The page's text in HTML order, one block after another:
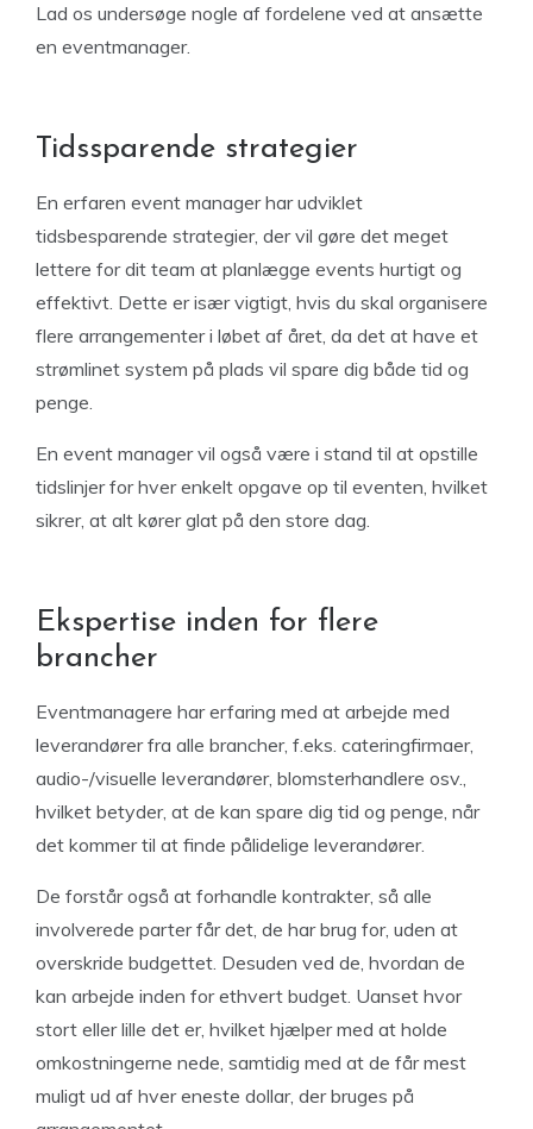
Lad os undersøge nogle af fordelene ved at ansætte
en eventmanager.
Tidssparende strategier
En erfaren event manager har udviklet
tidsbesparende strategier, der vil gøre det meget
lettere for dit team at planlægge events hurtigt og
effektivt. Dette er især vigtigt, hvis du skal organisere
flere arrangementer i løbet af året, da det at have et
strømlinet system på plads vil spare dig både tid og
penge.
En event manager vil også være i stand til at opstille
tidslinjer for hver enkelt opgave op til eventen, hvilket
sikrer, at alt kører glat på den store dag.
Ekspertise inden for flere
brancher
Eventmanagere har erfaring med at arbejde med
leverandører fra alle brancher, f.eks. cateringfirmaer,
audio-/visuelle leverandører, blomsterhandlere osv.,
hvilket betyder, at de kan spare dig tid og penge, når
det kommer til at finde pålidelige leverandører.
De forstår også at forhandle kontrakter, så alle
involverede parter får det, de har brug for, uden at
overskride budgettet. Desuden ved de, hvordan de
kan arbejde inden for ethvert budget. Uanset hvor
stort eller lille det er, hvilket hjælper med at holde
omkostningerne nede, samtidig med at de får mest
muligt ud af hver eneste dollar, der bruges på